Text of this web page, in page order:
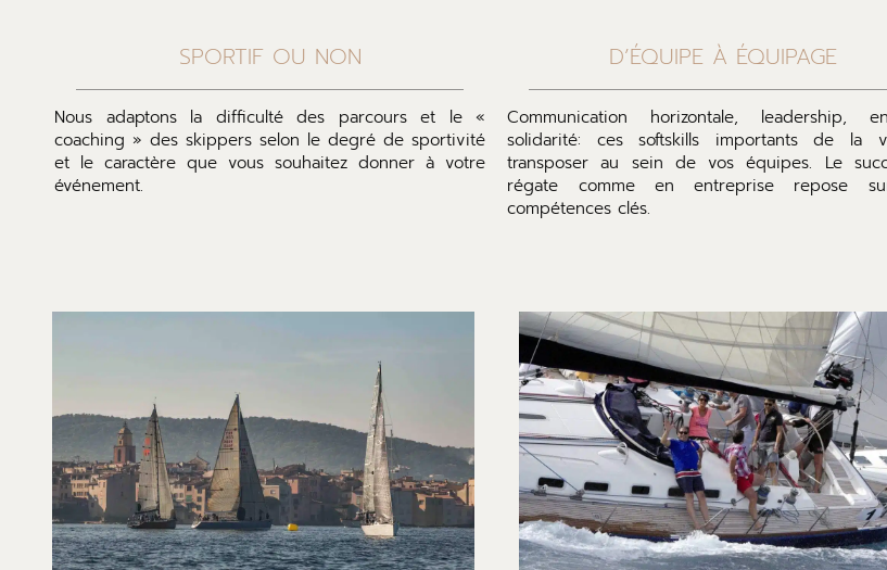
SPORTIF OU NON
Nous adaptons la difficulté des parcours et le «
coaching » des skippers selon le degré de sportivité
et le caractère que vous souhaitez donner à votre
événement.
D’ÉQUIPE À ÉQUIPAGE
Communication horizontale, leadership,
solidarité: ces softskills importants de la
transposer au sein de vos équipes. Le
régate comme en entreprise repose
compétences clés.